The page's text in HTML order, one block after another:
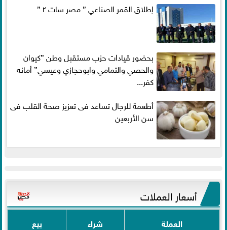
إطلاق القمر الصناعي ” مصر سات ٢ ”
بحضور قيادات حزب مستقبل وطن ”كيوان
والحصي والتمامي وابوحجازي وعيسي” أمانه
كفر...
أطعمة للرجال تساعد فى تعزيز صحة القلب فى
سن الأربعين
أسعار العملات
العملة شراء بيع